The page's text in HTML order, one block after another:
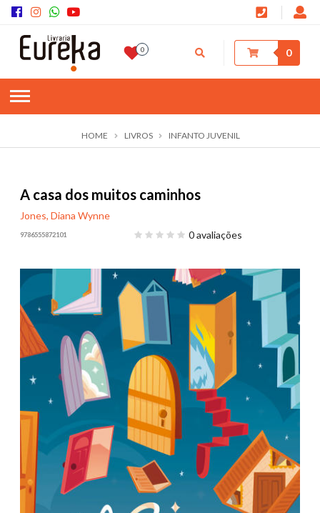
0 0
HOME LIVROS INFANTO JUVENIL
A casa dos muitos caminhos
Jones, Diana Wynne
9786555872101 0 avaliações